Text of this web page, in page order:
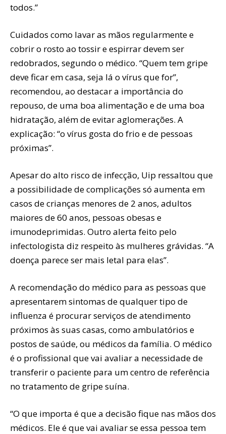
todos.”
Cuidados como lavar as mãos regularmente e
cobrir o rosto ao tossir e espirrar devem ser
redobrados, segundo o médico. “Quem tem gripe
deve ficar em casa, seja lá o vírus que for”,
recomendou, ao destacar a importância do
repouso, de uma boa alimentação e de uma boa
hidratação, além de evitar aglomerações. A
explicação: “o vírus gosta do frio e de pessoas
próximas”.
Apesar do alto risco de infecção, Uip ressaltou que
a possibilidade de complicações só aumenta em
casos de crianças menores de 2 anos, adultos
maiores de 60 anos, pessoas obesas e
imunodeprimidas. Outro alerta feito pelo
infectologista diz respeito às mulheres grávidas. “A
doença parece ser mais letal para elas”.
A recomendação do médico para as pessoas que
apresentarem sintomas de qualquer tipo de
influenza é procurar serviços de atendimento
próximos às suas casas, como ambulatórios e
postos de saúde, ou médicos da família. O médico
é o profissional que vai avaliar a necessidade de
transferir o paciente para um centro de referência
no tratamento de gripe suína.
“O que importa é que a decisão fique nas mãos dos
médicos. Ele é que vai avaliar se essa pessoa tem